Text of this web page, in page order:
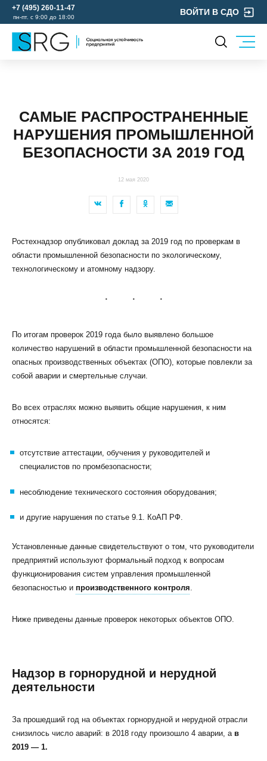
+7 (495) 260-11-47
пн-пт. с 9:00 до 18:00
ВОЙТИ В СДО
Пресс-центр
Реквизиты
Мы в социальных сетях
УЧЕБНЫЙ ЦЕНТР
ЭКОЛОГИЯ
КЛИЕНТСКИЙ СЕРВИС
ПОЛИТИКА КОНФИДЕНЦИАЛЬНОСТИ
УСЛОВИЯ ИСПОЛЬЗОВАНИЯ ФАЙЛОВ COOKIE
САМЫЕ РАСПРОСТРАНЕННЫЕ
НАРУШЕНИЯ ПРОМЫШЛЕННОЙ
БЕЗОПАСНОСТИ ЗА 2019 ГОД
12 мая 2020
Ростехнадзор опубликовал доклад за 2019 год по проверкам в
области промышленной безопасности по экологическому,
технологическому и атомному надзору.
По итогам проверок 2019 года было выявлено большое
количество нарушений в области промышленной безопасности на
опасных производственных объектах (ОПО), которые повлекли за
собой аварии и смертельные случаи.
Во всех отраслях можно выявить общие нарушения, к ним
относятся:
отсутствие аттестации, обучения у руководителей и
специалистов по промбезопасности;
несоблюдение технического состояния оборудования;
и другие нарушения по статье 9.1. КоАП РФ.
Установленные данные свидетельствуют о том, что руководители
предприятий используют формальный подход к вопросам
функционирования систем управления промышленной
безопасностью и производственного контроля.
Ниже приведены данные проверок некоторых объектов ОПО.
Надзор в горнорудной и нерудной
деятельности
За прошедший год на объектах горнорудной и нерудной отрасли
снизилось число аварий: в 2018 году произошло 4 аварии, а в
2019 — 1.